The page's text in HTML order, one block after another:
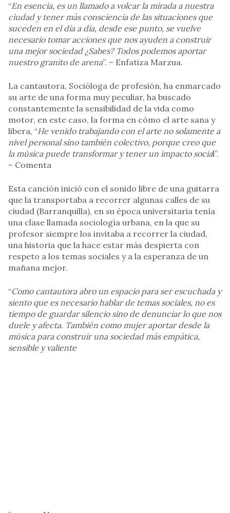
“En esencia, es un llamado a volcar la mirada a nuestra
ciudad y tener más consciencia de las situaciones que
suceden en el día a día, desde ese punto, se vuelve
necesario tomar acciones que nos ayuden a construir
una mejor sociedad ¿Sabes? Todos podemos aportar
nuestro granito de arena”. – Enfatiza Marzua.
La cantautora, Socióloga de profesión, ha enmarcado
su arte de una forma muy peculiar, ha buscado
constantemente la sensibilidad de la vida como
motor, en este caso, la forma en cómo el arte sana y
libera, “He venido trabajando con el arte no solamente a
nivel personal sino también colectivo, porque creo que
la música puede transformar y tener un impacto social”.
– Comenta
Esta canción inició con el sonido libre de una guitarra
que la transportaba a recorrer algunas calles de su
ciudad (Barranquilla), en su época universitaria tenía
una clase llamada sociología urbana, en la que su
profesor siempre los invitaba a recorrer la ciudad,
una historia que la hace estar más despierta con
respeto a los temas sociales y a la esperanza de un
mañana mejor.
“Como cantautora abro un espacio para ser escuchada y
siento que es necesario hablar de temas sociales, no es
tiempo de guardar silencio sino de denunciar lo que nos
duele y afecta. También como mujer aportar desde la
música para construir una sociedad más empática,
sensible y valiente